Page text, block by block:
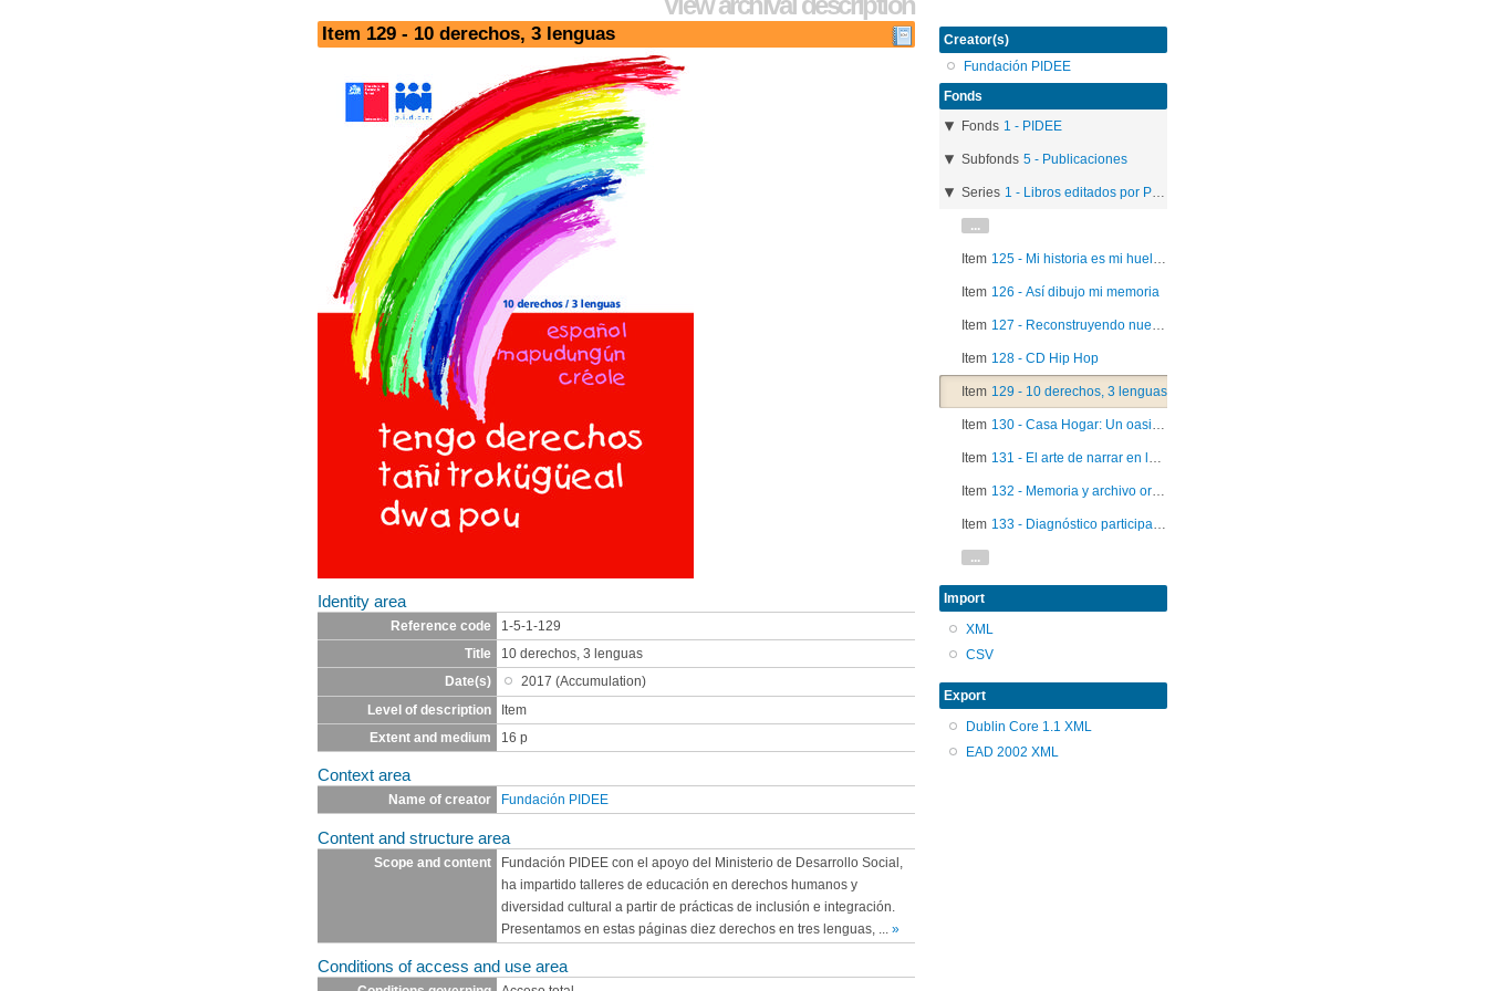
Item 129 - 10 derechos, 3 lenguas
Identity area
Reference code
1-5-1-129
Title
10 derechos, 3 lenguas
Date(s)
2017 (Accumulation)
Level of description
Item
Extent and medium
16 p
Context area
Name of creator Fundación PIDEE
Content and structure area
Scope and content
Fundación PIDEE con el apoyo del Ministerio de Desarrollo Social,
ha impartido talleres de educación en derechos humanos y
diversidad cultural a partir de prácticas de inclusión e integración.
Presentamos en estas páginas diez derechos en tres lenguas,
»
Conditions of access and use area
Creator(s)
Fundación PIDEE
Fonds
Fonds 1 - PIDEE
Subfonds 5 - Publicaciones
Series 1 - Libros editados por PIDEE
...
Item 125 - Mi historia es mi huella 2012
Item 126 - Así dibujo mi memoria
Item 127 - Reconstruyendo nuestra memoria
Item 128 - CD Hip Hop
Item 129 - 10 derechos, 3 lenguas
Item 130 - Casa Hogar: Un oasis en tiempos de represión
Item 131 - El arte de narrar en la construcción de la memoria
Item 132 - Memoria y archivo oral: Hijos e hijas de detenidos desaparecidos
Item 133 - Diagnóstico participativo: Situación de la niñez en la comuna de Tirúa
...
Import
XML
CSV
Export
Dublin Core 1.1 XML
EAD 2002 XML